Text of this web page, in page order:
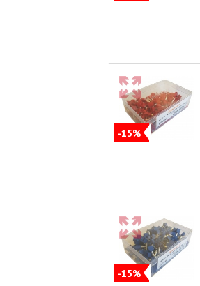
-15%
-15%